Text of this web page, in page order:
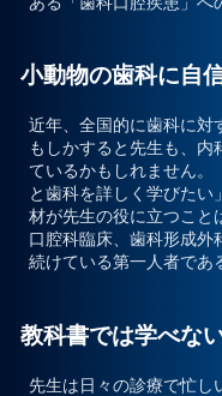
小動物の歯科に自
近年、全国的に歯科に対
もしかすると先生も、
ているかもしれません。
と歯科を詳しく学びたい
材が先生の役に立つこと
口腔科臨床、歯科形成外
続けている第一人者であ
教科書では学べな
先生は日々の診療で忙し